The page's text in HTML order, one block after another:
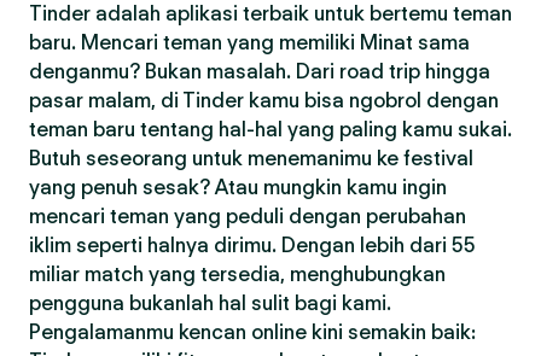
Tinder adalah aplikasi terbaik untuk bertemu teman
baru. Mencari teman yang memiliki Minat sama
denganmu? Bukan masalah. Dari road trip hingga
pasar malam, di Tinder kamu bisa ngobrol dengan
teman baru tentang hal-hal yang paling kamu sukai.
Butuh seseorang untuk menemanimu ke festival
yang penuh sesak? Atau mungkin kamu ingin
mencari teman yang peduli dengan perubahan
iklim seperti halnya dirimu. Dengan lebih dari 55
miliar match yang tersedia, menghubungkan
pengguna bukanlah hal sulit bagi kami.
Pengalamanmu kencan online kini semakin baik: